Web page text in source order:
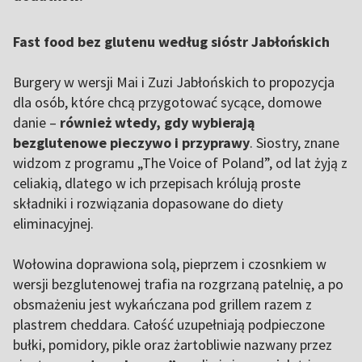
Fast food bez glutenu według sióstr Jabłońskich
Burgery w wersji Mai i Zuzi Jabłońskich to propozycja
dla osób, które chcą przygotować sycące, domowe
danie – również wtedy, gdy wybierają
bezglutenowe pieczywo i przyprawy. Siostry, znane
widzom z programu „The Voice of Poland”, od lat żyją z
celiakią, dlatego w ich przepisach królują proste
składniki i rozwiązania dopasowane do diety
eliminacyjnej.
Wołowina doprawiona solą, pieprzem i czosnkiem w
wersji bezglutenowej trafia na rozgrzaną patelnię, a po
obsmażeniu jest wykańczana pod grillem razem z
plastrem cheddara. Całość uzupełniają podpieczone
bułki, pomidory, pikle oraz żartobliwie nazwany przez